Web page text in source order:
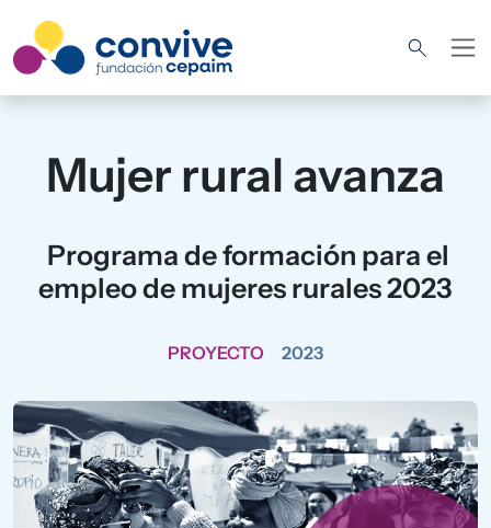
Mujer rural avanza
Programa de formación para el
empleo de mujeres rurales 2023
PROYECTO 2023